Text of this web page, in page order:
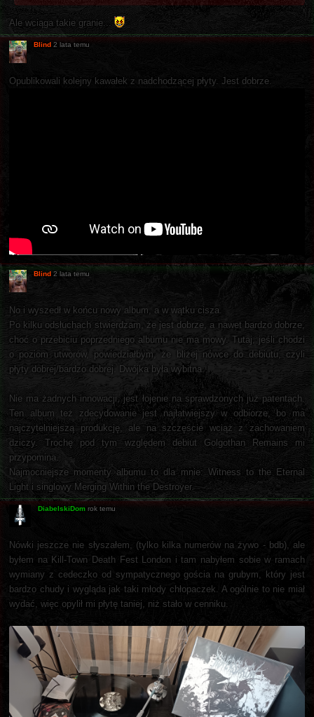
Ale wciąga takie granie...
Blind 2 lata temu
Opublikowali kolejny kawałek z nadchodzącej płyty. Jest dobrze.
Blind 2 lata temu
No i wyszedł w końcu nowy album, a w wątku cisza.
Po kilku odsłuchach stwierdzam, że jest dobrze, a nawet bardzo dobrze,
choć o przebiciu poprzedniego albumu nie ma mowy. Tutaj, jeśli chodzi
o poziom utworów, powiedziałbym, że bliżej nówce do debiutu, czyli
płyty dobrej/bardzo dobrej. Dwójka była wybitna.
Nie ma żadnych innowacji, jest łojenie na sprawdzonych już patentach.
Ten album też zdecydowanie jest najłatwiejszy w odbiorze, bo ma
najczytelniejszą produkcję, ale na szczęście wciąż z zachowaniem
dziczy. Trochę pod tym względem debiut Golgothan Remains mi
przypomina.
Najmocniejsze momenty albumu to dla mnie: Witness to the Eternal
Light i singlowy Merging Within the Destroyer.
DiabelskiDom rok temu
Nówki jeszcze nie słyszałem, (tylko kilka numerów na żywo - bdb), ale
byłem na Kill-Town Death Fest London i tam nabyłem sobie w ramach
wymiany z cedeczko od sympatycznego gościa na grubym, który jest
bardzo chudy i wygląda jak taki młody chłopaczek. A ogólnie to nie miał
wydać, więc opylił mi płytę taniej, niż stało w cenniku.